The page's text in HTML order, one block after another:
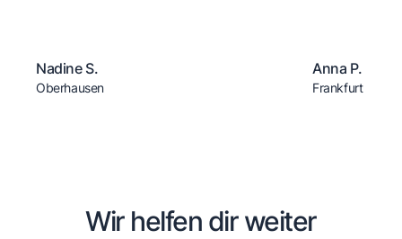
Nadine S.
Oberhausen
Anna P.
Frankfurt
Wir helfen dir weiter